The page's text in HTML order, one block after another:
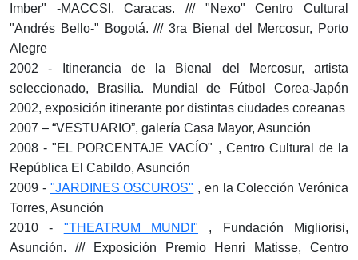
Imber" -MACCSI, Caracas. /// "Nexo" Centro Cultural
"Andrés Bello-" Bogotá. /// 3ra Bienal del Mercosur, Porto
Alegre
2002 - Itinerancia de la Bienal del Mercosur, artista
seleccionado, Brasilia. Mundial de Fútbol Corea-Japón
2002, exposición itinerante por distintas ciudades coreanas
2007 – “VESTUARIO”, galería Casa Mayor, Asunción
2008 - "EL PORCENTAJE VACÍO" , Centro Cultural de la
República El Cabildo, Asunción
2009 - "JARDINES OSCUROS" , en la Colección Verónica
Torres, Asunción
2010 - "THEATRUM MUNDI" , Fundación Migliorisi,
Asunción. /// Exposición Premio Henri Matisse, Centro